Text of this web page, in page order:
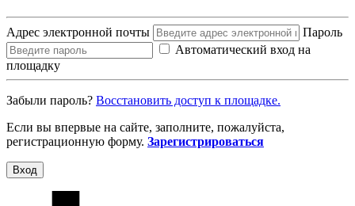
Адрес электронной почты
Пароль
Автоматический вход на
площадку
Забыли пароль? Восcтановить доступ к площадке.
Если вы впервые на сайте, заполните, пожалуйста,
регистрационную форму. Зарегистрироваться
Вход